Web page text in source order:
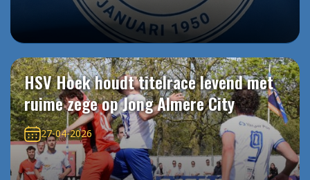
HSV Hoek houdt titelrace levend met
ruime zege op Jong Almere City
27-04-2026